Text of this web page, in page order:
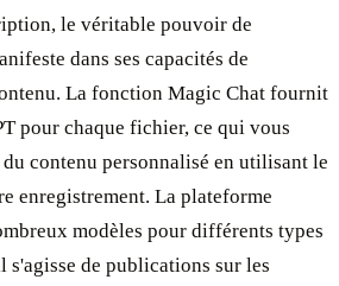
le véritable pouvoir de
dans ses capacités de
La fonction Magic Chat fournit
pour chaque fichier, ce qui vous
contenu personnalisé en utilisant le
enregistrement. La plateforme
modèles pour différents types
s'agisse de publications sur les